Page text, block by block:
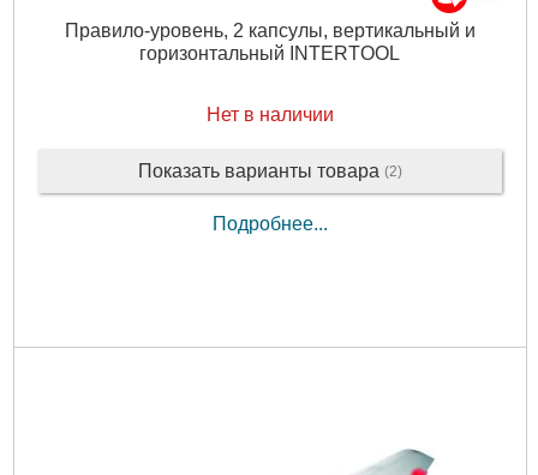
Правило-уровень, 2 капсулы, вертикальный и
горизонтальный INTERTOOL
Нет в наличии
Показать варианты товара (2)
Подробнее...